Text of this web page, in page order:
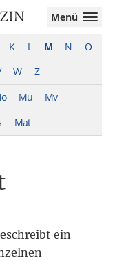
Menü
K L M N
O
W
Z
Mu
Mv
Mat
ein